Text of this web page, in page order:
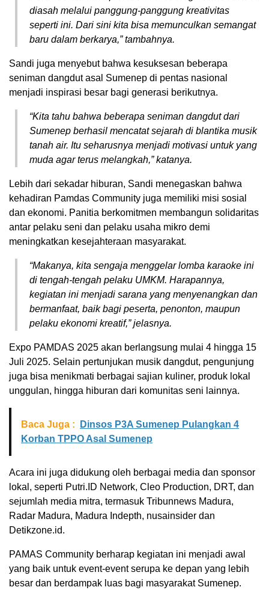
diasah melalui panggung-panggung kreativitas
seperti ini. Dari sini kita bisa memunculkan semangat
baru dalam berkarya,” tambahnya.
Sandi juga menyebut bahwa kesuksesan beberapa
seniman dangdut asal Sumenep di pentas nasional
menjadi inspirasi besar bagi generasi berikutnya.
“Kita tahu bahwa beberapa seniman dangdut dari
Sumenep berhasil mencatat sejarah di blantika musik
tanah air. Itu seharusnya menjadi motivasi untuk yang
muda agar terus melangkah,” katanya.
Lebih dari sekadar hiburan, Sandi menegaskan bahwa
kehadiran Pamdas Community juga memiliki misi sosial
dan ekonomi. Panitia berkomitmen membangun solidaritas
antar pelaku seni dan pelaku usaha mikro demi
meningkatkan kesejahteraan masyarakat.
“Makanya, kita sengaja menggelar lomba karaoke ini
di tengah-tengah pelaku UMKM. Harapannya,
kegiatan ini menjadi sarana yang menyenangkan dan
bermanfaat, baik bagi peserta, penonton, maupun
pelaku ekonomi kreatif,” jelasnya.
Expo PAMDAS 2025 akan berlangsung mulai 4 hingga 15
Juli 2025. Selain pertunjukan musik dangdut, pengunjung
juga bisa menikmati berbagai sajian kuliner, produk lokal
unggulan, hingga hiburan dari komunitas seni lainnya.
Baca Juga :
Dinsos P3A Sumenep Pulangkan 4
Korban TPPO Asal Sumenep
Acara ini juga didukung oleh berbagai media dan sponsor
lokal, seperti Putri.ID Network, Cleo Production, DRT, dan
sejumlah media mitra, termasuk Tribunnews Madura,
Radar Madura, Madura Indepth, nusainsider dan
Detikzone.id.
PAMAS Community berharap kegiatan ini menjadi awal
yang baik untuk event-event serupa ke depan yang lebih
besar dan berdampak luas bagi masyarakat Sumenep.